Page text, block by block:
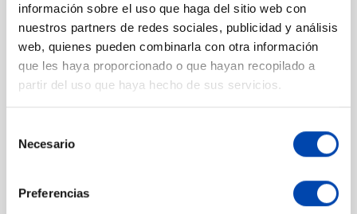
información sobre el uso que haga del sitio web con
nuestros partners de redes sociales, publicidad y análisis
web, quienes pueden combinarla con otra información
que les haya proporcionado o que hayan recopilado a
partir del uso que haya hecho de sus servicios.
Necesario
Preferencias
Precio
13,24 €
Precio
16,54 €
En stock